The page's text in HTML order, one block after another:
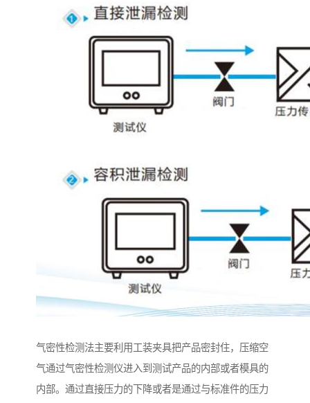
气密性检测法主要利用工装夹具把产品密封住，压缩空
气通过气密性检测仪进入到测试产品的内部或者模具的
内部。通过直接压力的下降或者是通过与标准件的压力